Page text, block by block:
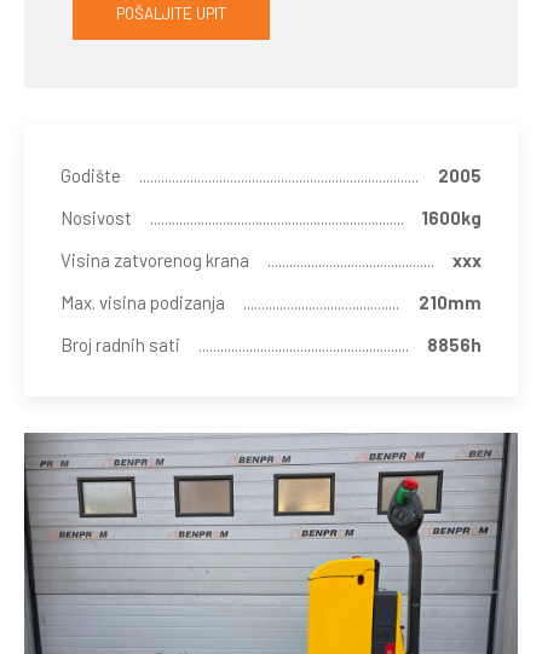
POŠALJITE UPIT
Godište
2005
Nosivost
1600kg
Visina zatvorenog krana
xxx
Max. visina podizanja
210mm
Broj radnih sati
8856h